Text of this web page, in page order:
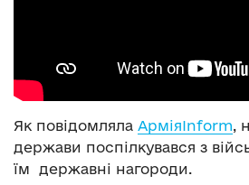
Як повідомляла АрміяInform,
держави поспілкувався з
їм державні нагороди.